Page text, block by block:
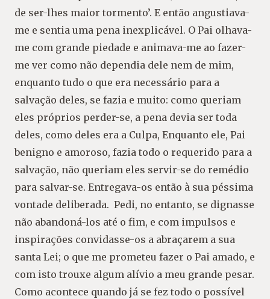
de ser-lhes maior tormento’. E então angustiava-
me e sentia uma pena inexplicável. O Pai olhava-
me com grande piedade e animava-me ao fazer-
me ver como não dependia dele nem de mim,
enquanto tudo o que era necessário para a
salvação deles, se fazia e muito: como queriam
eles próprios perder-se, a pena devia ser toda
deles, como deles era a Culpa, Enquanto ele, Pai
benigno e amoroso, fazia todo o requerido para a
salvação, não queriam eles servir-se do remédio
para salvar-se. Entregava-os então à sua péssima
vontade deliberada. Pedi, no entanto, se dignasse
não abandoná-los até o fim, e com impulsos e
inspirações convidasse-os a abraçarem a sua
santa Lei; o que me prometeu fazer o Pai amado, e
com isto trouxe algum alívio a meu grande pesar.
Como acontece quando já se fez todo o possível